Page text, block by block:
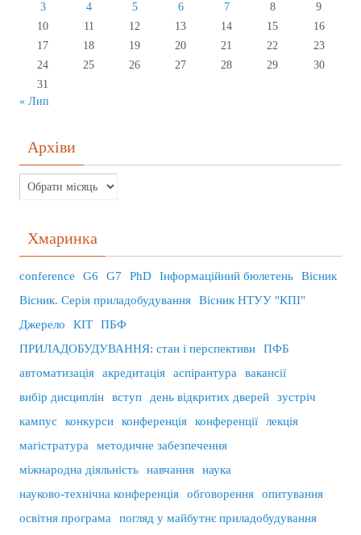
3
4 5 6 7 8
9
10
11 12 13 14 15
16
17
18 19 20 21 22
23
24
25 26 27 28 29
30
31
« Лип
Архіви
Хмаринка
conference G6 G7 PhD Інформаційний бюлетень
Вісник
Вісник. Серія приладобудування
Вісник НТУУ "КПІ"
Джерело
КІТ
ПБФ
ПРИЛАДОБУДУВАННЯ: стан і перспективи
ПФБ
автоматизація
акредитація аспірантура
вакансії
вибір дисциплін
вступ день відкритих дверей
зустріч
кампус
конкурси конференція конференції
лекція
магістратура
методичне забезпечення
міжнародна діяльність
навчання
наука
науково-технічна конференція
обговорення
опитування
освітня програма
погляд у майбутнє приладобудування